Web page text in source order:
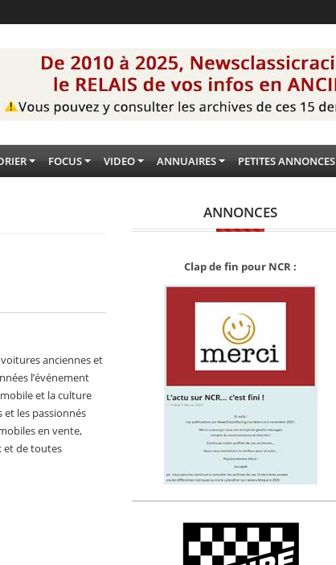
FOCUS VIDEO ANNUAIRES PETITES ANNONCES
anciennes et
l’événement
et la culture
et les passionnés
en vente,
et de toutes
ANNONCES
Clap de fin pour NCR :